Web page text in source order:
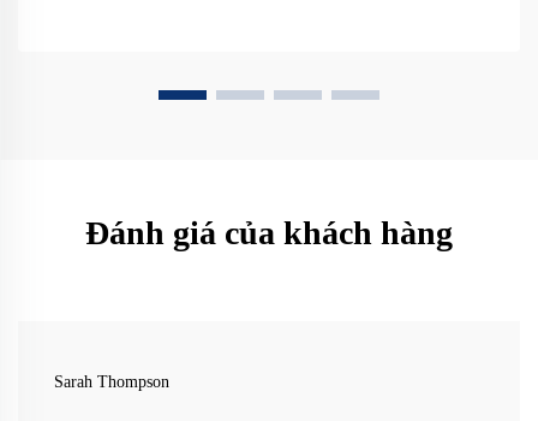
Đánh giá của khách hàng
Sarah Thompson